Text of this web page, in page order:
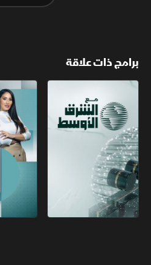
برامج ذات علاقة
مع الشرق الأوسط الخبر الآخر